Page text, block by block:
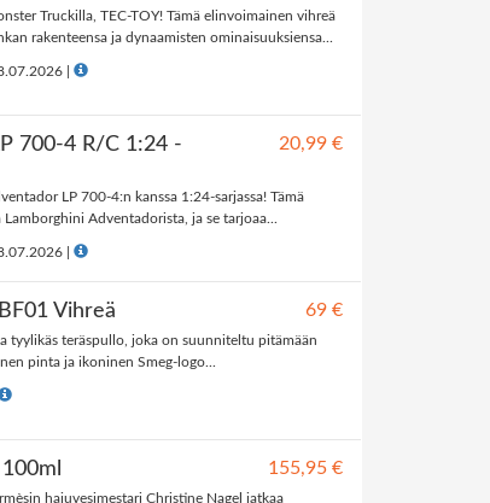
Truckilla, TEC-TOY! Tämä elinvoimainen vihreä
rakenteensa ja dynaamisten ominaisuuksiensa...
700-4 R/C 1:24 -
20,99 €
LP 700-4:n kanssa 1:24-sarjassa! Tämä
Adventadorista, ja se tarjoaa...
Vihreä 69 €
tyylikäs teräspullo, joka on suunniteltu pitämään
pinta ja ikoninen Smeg-logo...
155,95 €
hajuvesimestari Christine Nagel jatkaa